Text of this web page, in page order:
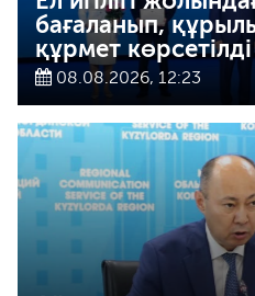
бағаланып,
құрмет көрсетілді
08.08.2026, 12:23